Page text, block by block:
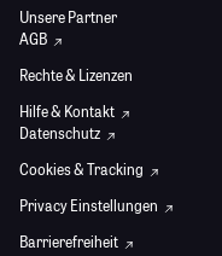
Unsere Partner
AGB
Rechte & Lizenzen
Hilfe & Kontakt
Datenschutz
Cookies & Tracking
Privacy Einstellungen
Barrierefreiheit